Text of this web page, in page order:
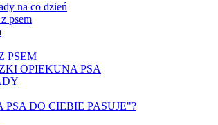
na co dzień
psem
PSEM
OPIEKUNA PSA
DO CIEBIE PASUJE"?